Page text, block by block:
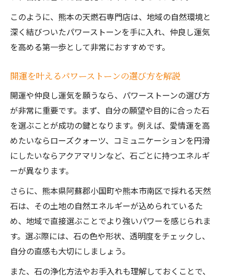
このように、熊本の天燃石専門店は、地域の自然環境と
深く結びついたパワーストーンを手に入れ、仲良し運気
を高める第一歩として非常におすすめです。
開運を叶えるパワーストーンの選び方を解説
開運や仲良し運気を願うなら、パワーストーンの選び方
が非常に重要です。まず、自分の願望や目的に合った石
を選ぶことが成功の鍵となります。例えば、愛情運を高
めたいならローズクォーツ、コミュニケーションを円滑
にしたいならアクアマリンなど、石ごとに持つエネルギ
ーが異なります。
さらに、熊本県阿蘇郡小国町や熊本市南区で採れる天然
石は、その土地の自然エネルギーが込められているた
め、地域で直接選ぶことでより強いパワーを感じられま
す。選ぶ際には、石の色や形状、透明度をチェックし、
自分の直感も大切にしましょう。
また、石の浄化方法やお手入れも理解しておくことで、